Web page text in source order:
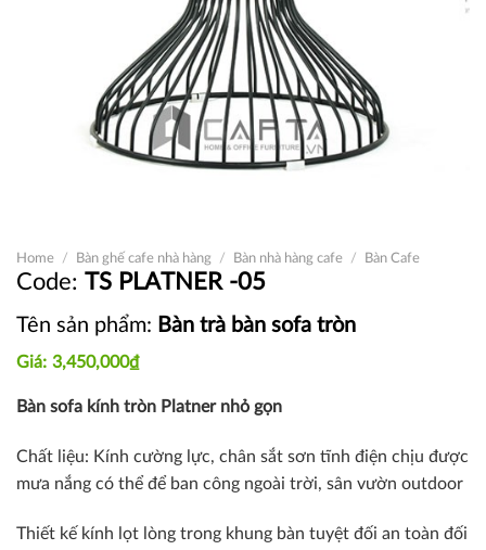
Home / Bàn ghế cafe nhà hàng / Bàn nhà hàng cafe / Bàn Cafe
TS PLATNER -05
Tên sản phẩm: Bàn trà bàn sofa tròn
3,450,000₫
Bàn sofa kính tròn Platner nhỏ gọn
Chất liệu: Kính cường lực, chân sắt sơn tĩnh điện chịu được
mưa nắng có thể để ban công ngoài trời, sân vườn outdoor
Thiết kế kính lọt lòng trong khung bàn tuyệt đối an toàn đối